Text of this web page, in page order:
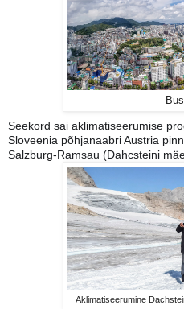
Seekord sai aklimatiseerumise
Sloveenia põhjanaabri Austria
Salzburg-Ramsau (Dahcsteini
Aklimatiseerumine